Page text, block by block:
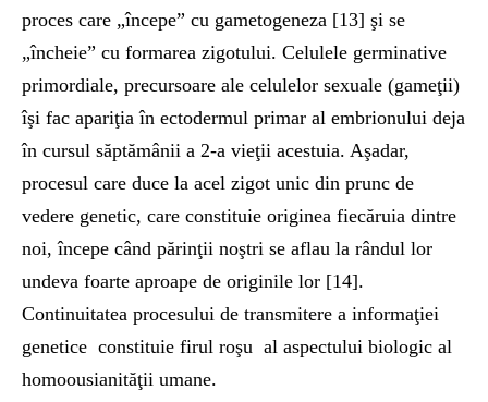
proces care „începe” cu gametogeneza [13] şi se
„încheie” cu formarea zigotului. Celulele germinative
primordiale, precursoare ale celulelor sexuale (gameţii)
îşi fac apariţia în ectodermul primar al embrionului deja
în cursul săptămânii a 2-a vieţii acestuia. Aşadar,
procesul care duce la acel zigot unic din prunc de
vedere genetic, care constituie originea fiecăruia dintre
noi, începe când părinţii noştri se aflau la rândul lor
undeva foarte aproape de originile lor [14].
Continuitatea procesului de transmitere a informaţiei
genetice constituie firul roşu al aspectului biologic al
homoousianităţii umane.